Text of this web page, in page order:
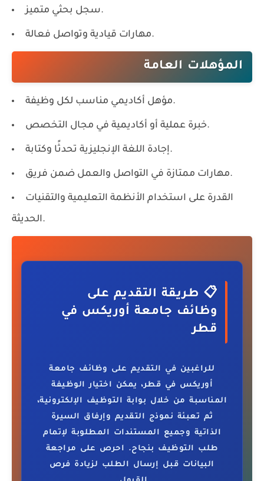
سجل بحثي متميز.
مهارات قيادية وتواصل فعالة.
المؤهلات العامة
مؤهل أكاديمي مناسب لكل وظيفة.
خبرة عملية أو أكاديمية في مجال التخصص.
إجادة اللغة الإنجليزية تحدثًا وكتابة.
مهارات ممتازة في التواصل والعمل ضمن فريق.
القدرة على استخدام الأنظمة التعليمية والتقنيات
الحديثة.
📋 طريقة التقديم على
وظائف جامعة أوريكس في
قطر
للراغبين في التقديم على وظائف جامعة
أوريكس في قطر، يمكن اختيار الوظيفة
المناسبة من خلال بوابة التوظيف الإلكترونية،
ثم تعبئة نموذج التقديم وإرفاق السيرة
الذاتية وجميع المستندات المطلوبة لإتمام
طلب التوظيف بنجاح. احرص على مراجعة
البيانات قبل إرسال الطلب لزيادة فرص